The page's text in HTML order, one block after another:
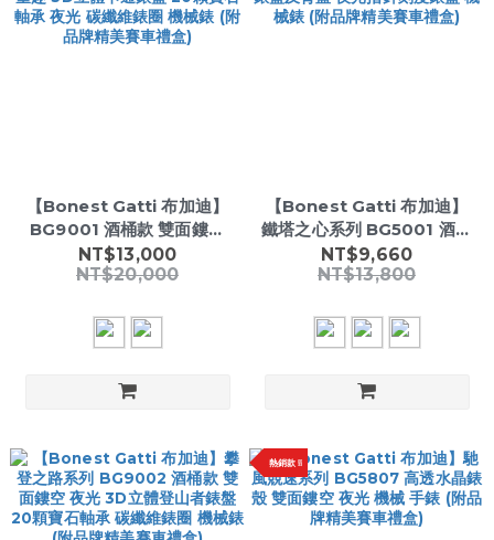
【Bonest Gatti 布加迪】
BG9001 酒桶款 雙面鏤空
繽紛 童趣 3D立體卡通錶盤
20顆寶石軸承 夜光 碳纖維
車禮盒)
NT$13,000
NT$20,000
【Bonest Gatti 布加迪】
鐵塔之心系列 BG5001 酒桶
款 鏤空錶盤及背蓋 夜光指針
刻度錶盤 機械錶 (附品牌精
NT$9,660
NT$13,800
熱銷款 ❕❕